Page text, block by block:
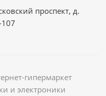
проспект, д.
гипермаркет
и электроники